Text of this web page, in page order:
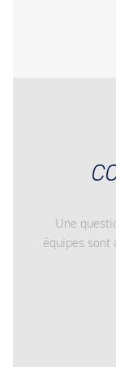
Une
équipes